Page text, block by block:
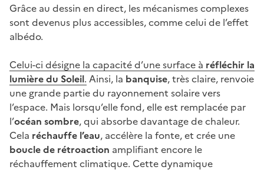
Grâce au dessin en direct, les mécanismes complexes
sont devenus plus accessibles, comme celui de l’effet
albédo.
Celui-ci désigne la capacité d’une surface à réfléchir la
lumière du Soleil. Ainsi, la banquise, très claire, renvoie
une grande partie du rayonnement solaire vers
l’espace. Mais lorsqu’elle fond, elle est remplacée par
l’océan sombre, qui absorbe davantage de chaleur.
Cela réchauffe l’eau, accélère la fonte, et crée une
boucle de rétroaction amplifiant encore le
réchauffement climatique. Cette dynamique